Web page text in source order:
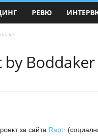
РЕВЮ
by Boddaker
за сайта Raptr